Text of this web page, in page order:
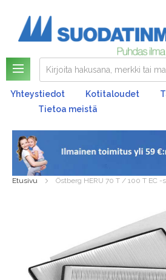
Yhteystiedot Kotitaloudet
Tietoa meistä
Etusivu Östberg HERU 70 T / 100 T EC
images